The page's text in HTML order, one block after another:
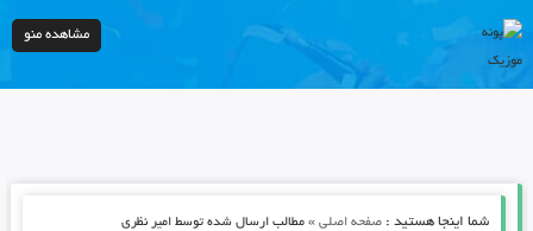
مشاهده منو
شما اینجا هستید : صفحه اصلی» مطالب ارسال شده توسط امیر نظری